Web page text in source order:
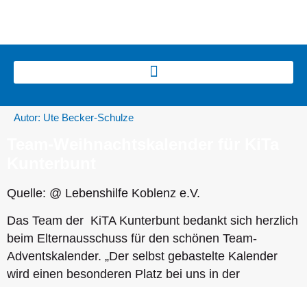
Autor: Ute Becker-Schulze
Quelle: @ Lebenshilfe Koblenz e.V.
Das Team der KiTA Kunterbunt bedankt sich herzlich
beim Elternausschuss für den schönen Team-
Adventskalender. „Der selbst gebastelte Kalender
wird einen besonderen Platz bei uns in der